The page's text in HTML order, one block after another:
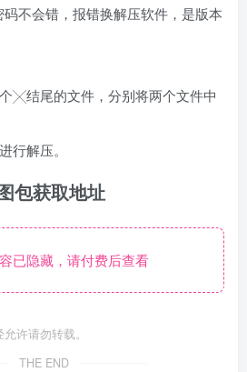
不会错，报错换解压软件，是版本
╳结尾的文件，分别将两个文件中
行解压。
包获取地址
已隐藏，请付费后查看
许请勿转载。
THE END